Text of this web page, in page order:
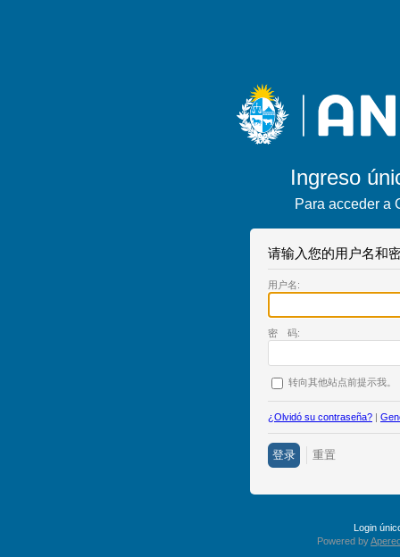
Ingreso
Para acceder a
请输入您的用户名和
用户名:
密 码:
转向其他站点前提示我。
¿Olvidó su contraseña? |
Login
Powered by